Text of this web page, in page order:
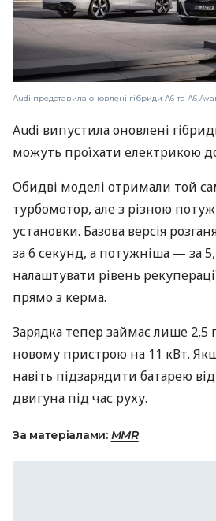
Audi представила оновлені гібриди A6 та A6
Audi випустила оновлені
можуть проїхати електрикою
Обидві моделі отримали той
турбомотор, але з різною
установки. Базова версія
за 6 секунд, а потужніша — за
налаштувати рівень
прямо з керма.
Зарядка тепер займає лише 2,5
новому пристрою на 11 кВт.
навіть підзарядити батарею
двигуна під час руху.
За матеріалами: MMR